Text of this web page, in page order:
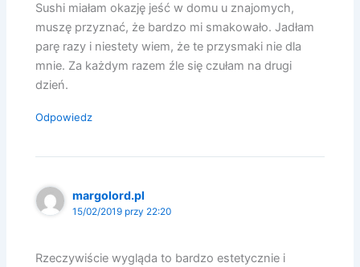
Sushi miałam okazję jeść w domu u znajomych,
muszę przyznać, że bardzo mi smakowało. Jadłam
parę razy i niestety wiem, że te przysmaki nie dla
mnie. Za każdym razem źle się czułam na drugi
dzień.
Odpowiedz
margolord.pl
15/02/2019 przy 22:20
Rzeczywiście wygląda to bardzo estetycznie i